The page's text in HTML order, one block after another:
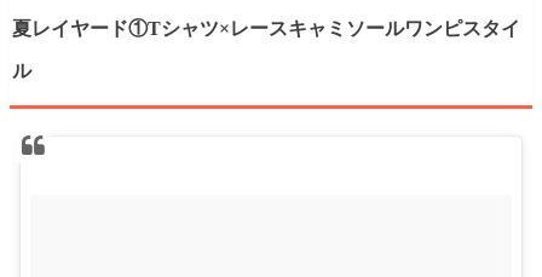
夏レイヤード①Tシャツ×レースキャミソールワンピスタイ
ル